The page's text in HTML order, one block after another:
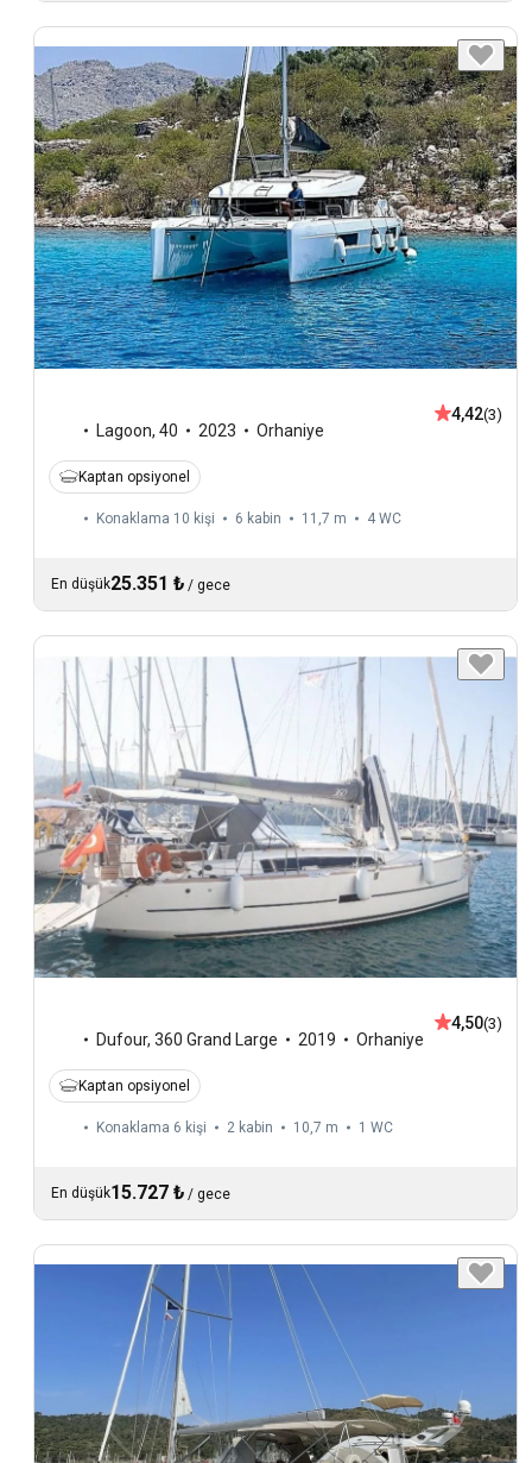
Lagoon, 40 2023 Orhaniye
4,42(3)
Kaptan opsiyonel
Konaklama 10 kişi 6 kabin 11,7 m 4 WC
En düşük25.351 ₺ / gece
Dufour, 360 Grand Large 2019 Orhaniye
4,50(3)
Kaptan opsiyonel
Konaklama 6 kişi 2 kabin 10,7 m 1 WC
En düşük15.727 ₺ / gece